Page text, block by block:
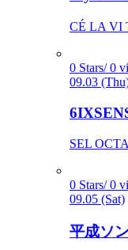
CÉ LA VI
0 Stars/ 0
09.03
SEL
0 Stars/ 0
09.05 (Sat)
平成ソ